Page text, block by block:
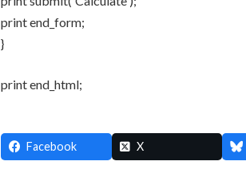
print end_form;
}
print end_html;
Facebook X